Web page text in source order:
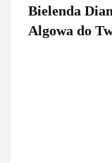
Bielenda
Algowa do